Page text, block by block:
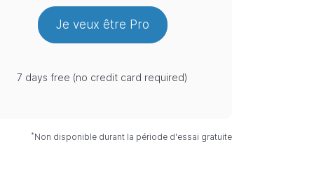
Je veux être Pro
7 days free (no credit card required)
*Non disponible durant la période d'essai gratuite